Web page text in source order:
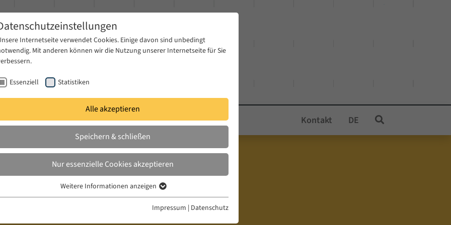
Publikationen Projekte News & Presse Kontakt DE
Sommersemester 2018
Internetseite verwendet Cookies. Einige davon sind unbedingt
Mit anderen können wir die Nutzung unserer Internetseite für Sie
Essenziell Statistiken
Alle akzeptieren
Speichern & schließen
Nur essenzielle Cookies akzeptieren
Essenzielle Cookies werden für grundlegende Funktionen der Webseite
Weitere Informationen anzeigen
Impressum | Datenschutz